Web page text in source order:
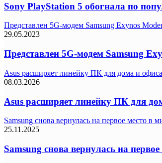
Sony PlayStation 5 обогнала по
Представлен 5G-модем Samsung Exynos
29.05.2023
Представлен 5G-модем Samsung
Asus расширяет линейку ПК для дома и
08.03.2026
Asus расширяет линейку ПК для
Samsung снова вернулась на первое место
25.11.2025
Samsung снова вернулась на